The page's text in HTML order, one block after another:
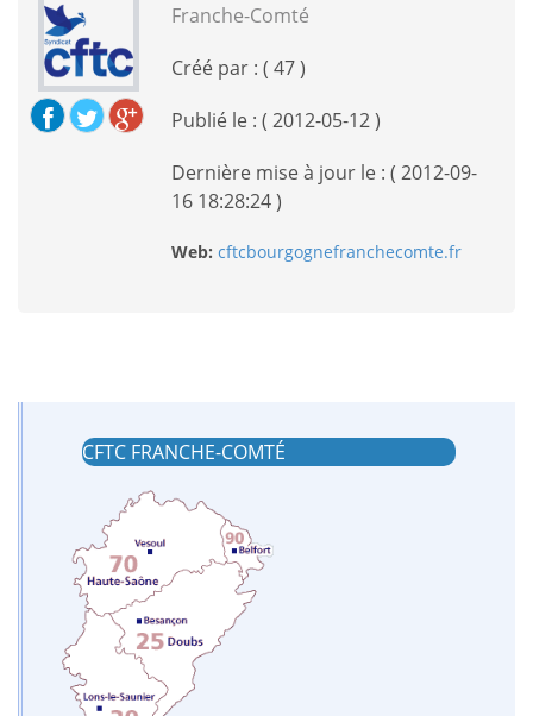
Franche-Comté
Créé par : ( 47 )
Publié le : ( 2012-05-12 )
Dernière mise à jour le : ( 2012-09-
16 18:28:24 )
Web: cftcbourgognefranchecomte.fr
CFTC FRANCHE-COMTÉ